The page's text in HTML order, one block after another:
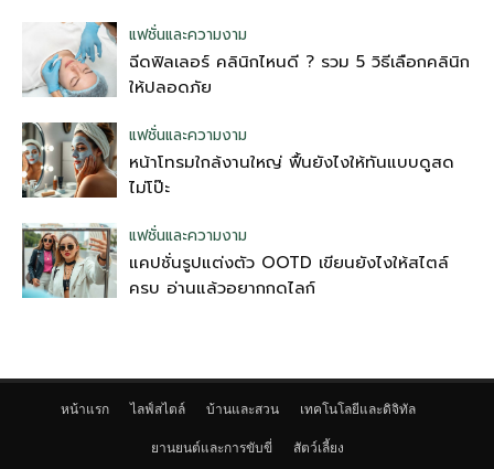
แฟชั่นและความงาม
ฉีดฟิลเลอร์ คลินิกไหนดี ? รวม 5 วิธีเลือกคลินิก
ให้ปลอดภัย
แฟชั่นและความงาม
หน้าโทรมใกล้งานใหญ่ ฟื้นยังไงให้ทันแบบดูสด
ไม่โป๊ะ
แฟชั่นและความงาม
แคปชั่นรูปแต่งตัว OOTD เขียนยังไงให้สไตล์
ครบ อ่านแล้วอยากกดไลก์
หน้าแรก ไลฟ์สไตล์ บ้านและสวน เทคโนโลยีและดิจิทัล
ยานยนต์และการขับขี่ สัตว์เลี้ยง